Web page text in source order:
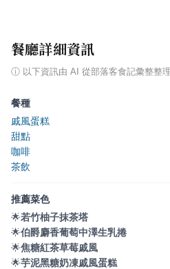
餐廳詳細資訊
ⓘ 以下資訊由 AI 從部落客食記彙整整理
餐種
戚風蛋糕
甜點
咖啡
茶飲
推薦菜色
🌟若竹柚子抹茶塔
🌟伯爵麝香葡萄中澤生乳捲
🌟焦糖紅茶草莓戚風
🌟芋泥黑糖奶凍戚風蛋糕